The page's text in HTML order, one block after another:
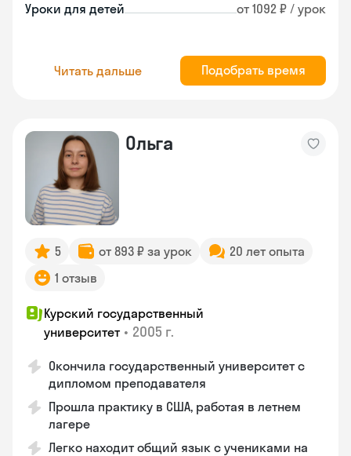
Уроки для детей от 1092 ₽ / урок
Читать дальше Подобрать время
Ольга
5 от 893 ₽ за урок
20 лет опыта
1 отзыв
Курский государственный
университет • 2005 г.
Окончила государственный университет с
дипломом преподавателя
Прошла практику в США, работая в летнем
лагере
Легко находит общий язык с учениками на